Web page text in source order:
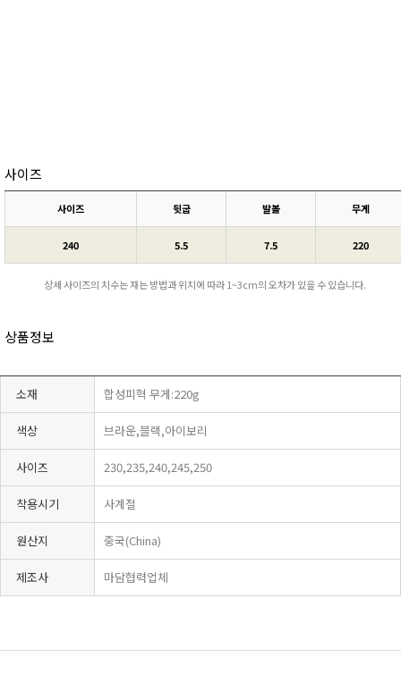
사이즈
사이즈 뒷굽 발볼 무게
240 5.5 7.5 220
상세 사이즈의 치수는 재는 방법과 위치에 따라 1~3cm의 오차가 있을 수 있습니다.
상품정보
소재 합성피혁 무게:220g
색상 브라운,블랙,아이보리
사이즈 230,235,240,245,250
착용시기 사계절
원산지 중국(China)
제조사 마담협력업체